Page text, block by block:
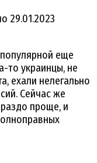
29.01.2023
еще
то украинцы, не
ехали нелегально
Сейчас же
проще, и